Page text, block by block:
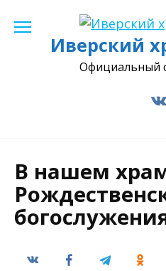
содержаниюИверский
Официальный
В нашем